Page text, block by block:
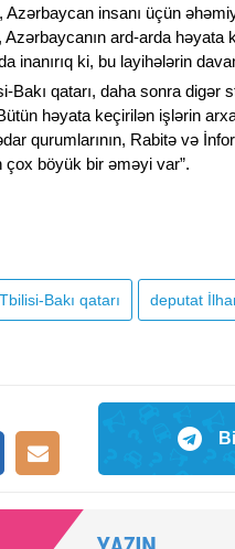
insanı üçün
ard-arda həyata
inanırıq ki, bu layihələrin
Bakı qatarı, daha sonra
həyata keçirilən işlərin
qurumlarının, Rabitə və
çox böyük bir əməyi var”.
Bakı qatarı deputat